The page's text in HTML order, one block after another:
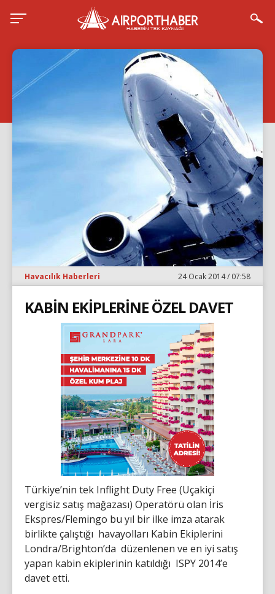
Havacılık Haberleri 24 Ocak 2014 / 07:58
KABİN EKİPLERİNE ÖZEL DAVET
Türkiye’nin tek Inflight Duty Free (Uçakiçi
vergisiz satış mağazası) Operatörü olan İris
Ekspres/Flemingo bu yıl bir ilke imza atarak
birlikte çalıştığı havayolları Kabin Ekiplerini
Londra/Brighton’da düzenlenen ve en iyi satış
yapan kabin ekiplerinin katıldığı ISPY 2014’e
davet etti.